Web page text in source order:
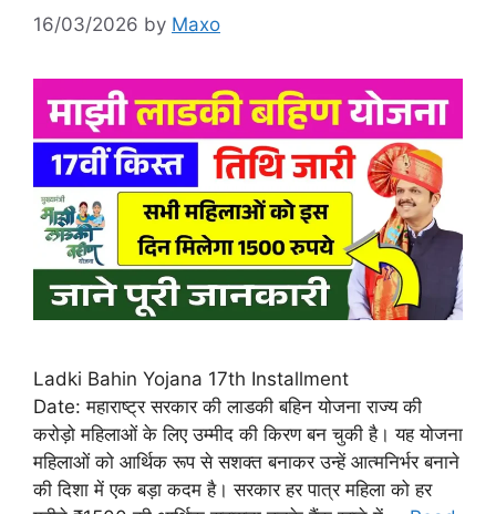
16/03/2026 by Maxo
Ladki Bahin Yojana 17th Installment
Date: महाराष्ट्र सरकार की लाडकी बहिन योजना राज्य की
करोड़ो महिलाओं के लिए उम्मीद की किरण बन चुकी है। यह योजना
महिलाओं को आर्थिक रूप से सशक्त बनाकर उन्हें आत्मनिर्भर बनाने
की दिशा में एक बड़ा कदम है। सरकार हर पात्र महिला को हर